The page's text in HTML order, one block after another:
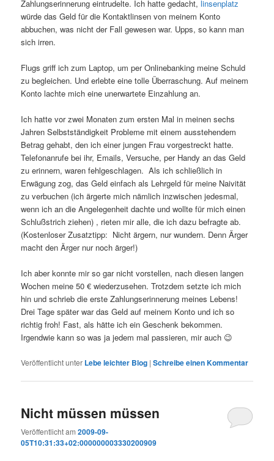
Zahlungserinnerung eintrudelte. Ich hatte gedacht, linsenplatz
würde das Geld für die Kontaktlinsen von meinem Konto
abbuchen, was nicht der Fall gewesen war. Upps, so kann man
sich irren.
Flugs griff ich zum Laptop, um per Onlinebanking meine Schuld
zu begleichen. Und erlebte eine tolle Überraschung. Auf meinem
Konto lachte mich eine unerwartete Einzahlung an.
Ich hatte vor zwei Monaten zum ersten Mal in meinen sechs
Jahren Selbstständigkeit Probleme mit einem ausstehendem
Betrag gehabt, den ich einer jungen Frau vorgestreckt hatte.
Telefonanrufe bei ihr, Emails, Versuche, per Handy an das Geld
zu erinnern, waren fehlgeschlagen. Als ich schließlich in
Erwägung zog, das Geld einfach als Lehrgeld für meine Naivität
zu verbuchen (ich ärgerte mich nämlich inzwischen jedesmal,
wenn ich an die Angelegenheit dachte und wollte für mich einen
Schlußstrich ziehen) , rieten mir alle, die ich dazu befragte ab.
(Kostenloser Zusatztipp: Nicht ärgern, nur wundern. Denn Ärger
macht den Ärger nur noch ärger!)
Ich aber konnte mir so gar nicht vorstellen, nach diesen langen
Wochen meine 50 € wiederzusehen. Trotzdem setzte ich mich
hin und schrieb die erste Zahlungserinnerung meines Lebens!
Drei Tage später war das Geld auf meinem Konto und ich so
richtig froh! Fast, als hätte ich ein Geschenk bekommen.
Irgendwie kann so was ja jedem mal passieren, mir auch 😉
Veröffentlicht unter Lebe leichter Blog |Schreibe einen Kommentar
Nicht müssen müssen
Veröffentlicht am2009-09-
05T10:31:33+02:000000003330200909